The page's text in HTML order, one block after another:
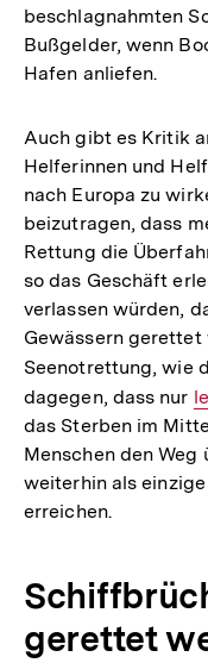
beschlagnahmten
Bußgelder, wenn
Hafen anliefen.
Auch gibt es Kritik
Helferinnen und
nach Europa zu
beizutragen, dass
Rettung die
so das Geschäft
verlassen würden,
Gewässern
Seenotrettung, wie
dagegen, dass nur
das Sterben im
Menschen den
weiterhin als
erreichen.
gerettet